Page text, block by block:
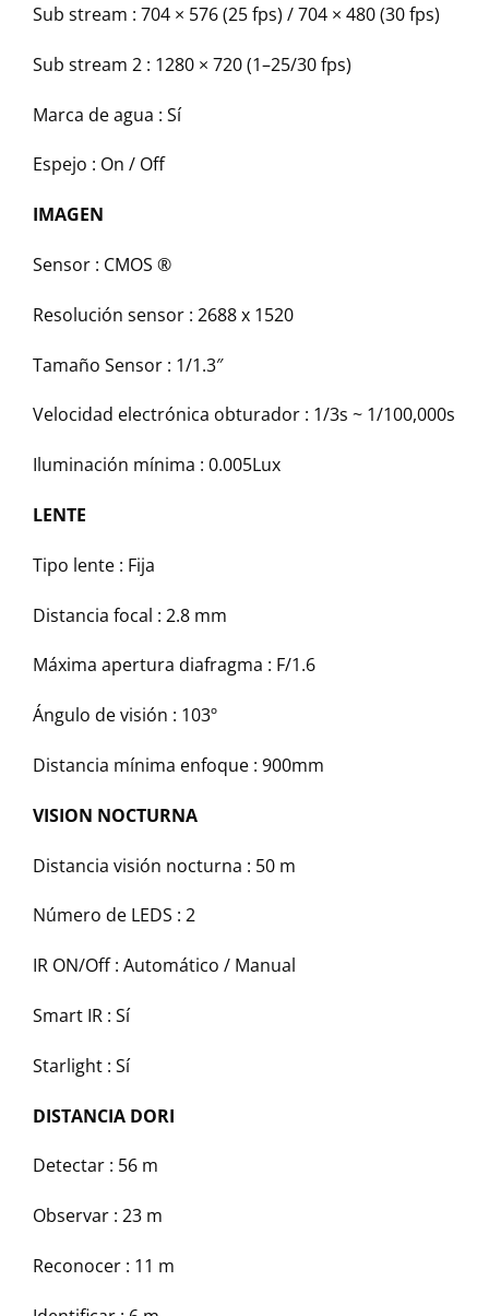
Sub stream : 704 × 576 (25 fps) / 704 × 480 (30 fps)
Sub stream 2 : 1280 × 720 (1–25/30 fps)
Marca de agua : Sí
Espejo : On / Off
IMAGEN
Sensor : CMOS ®
Resolución sensor : 2688 x 1520
Tamaño Sensor : 1/1.3″
Velocidad electrónica obturador : 1/3s ~ 1/100,000s
Iluminación mínima : 0.005Lux
LENTE
Tipo lente : Fija
Distancia focal : 2.8 mm
Máxima apertura diafragma : F/1.6
Ángulo de visión : 103º
Distancia mínima enfoque : 900mm
VISION NOCTURNA
Distancia visión nocturna : 50 m
Número de LEDS : 2
IR ON/Off : Automático / Manual
Smart IR : Sí
Starlight : Sí
DISTANCIA DORI
Detectar : 56 m
Observar : 23 m
Reconocer : 11 m